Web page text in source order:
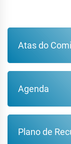
Atas do
Agenda
Plano de